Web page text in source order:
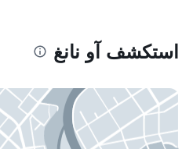
استكشف آو نانغ